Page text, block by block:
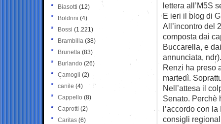
lettera all’M5S
E ieri il blog di
All’incontro del
composta dai
Buccarella, e
annunciata,
Renzi ha preso
martedì.
Nell’attesa il
Senato. Perchè
l’accordo con
consigli
Biasotti (12)
Boldrini (4)
Bossi (1.221)
Brambilla (38)
Brunetta (83)
Burlando (26)
Camogli (2)
canile (4)
Cappello (8)
Caprotti (2)
Caritas (6)